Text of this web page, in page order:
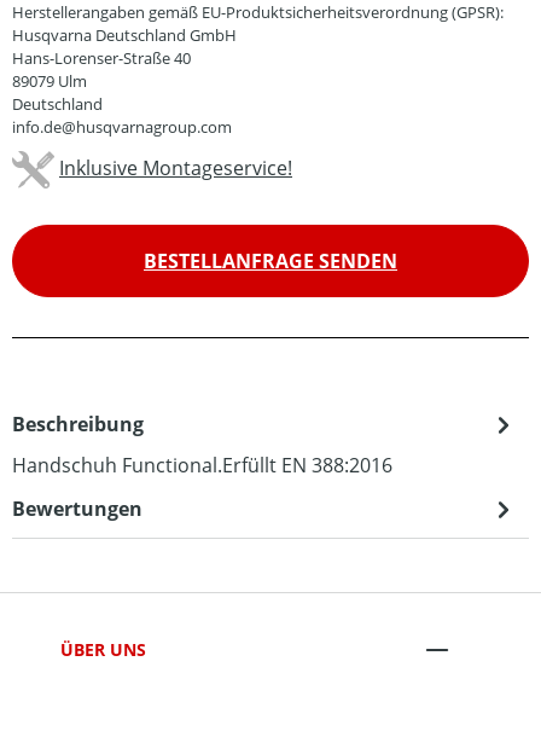
Herstellerangaben gemäß EU-Produktsicherheitsverordnung (GPSR):
Husqvarna Deutschland GmbH
Hans-Lorenser-Straße 40
89079 Ulm
Deutschland
info.de@husqvarnagroup.com
Inklusive Montageservice!
BESTELLANFRAGE SENDEN
Beschreibung
Handschuh Functional.Erfüllt EN 388:2016
Bewertungen
ÜBER UNS